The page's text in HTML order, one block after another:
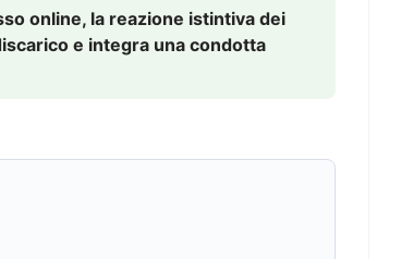
online, la reazione istintiva dei
e integra una condotta